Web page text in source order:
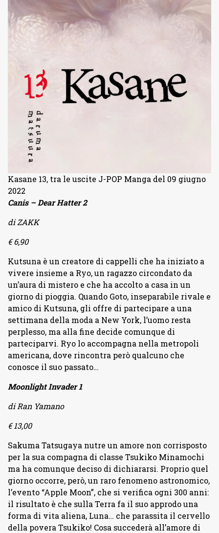
Kasane 13, tra le uscite J-POP Manga del 09 giugno
2022
Canis – Dear Hatter 2
di ZAKK
€ 6,90
Kutsuna è un creatore di cappelli che ha iniziato a
vivere insieme a Ryo, un ragazzo circondato da
un’aura di mistero e che ha accolto a casa in un
giorno di pioggia. Quando Goto, inseparabile rivale e
amico di Kutsuna, gli offre di partecipare a una
settimana della moda a New York, l’uomo resta
perplesso, ma alla fine decide comunque di
parteciparvi. Ryo lo accompagna nella metropoli
americana, dove rincontra però qualcuno che
conosce il suo passato…
Moonlight Invader 1
di Ran Yamano
€ 13,00
Sakuma Tatsugaya nutre un amore non corrisposto
per la sua compagna di classe Tsukiko Minamochi
ma ha comunque deciso di dichiararsi. Proprio quel
giorno occorre, però, un raro fenomeno astronomico,
l’evento “Apple Moon”, che si verifica ogni 300 anni:
il risultato è che sulla Terra fa il suo approdo una
forma di vita aliena, Luna… che parassita il cervello
della povera Tsukiko! Cosa succederà all’amore di